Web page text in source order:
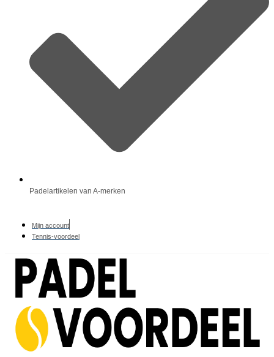
Padelartikelen van A-merken
Mijn account
Tennis-voordeel